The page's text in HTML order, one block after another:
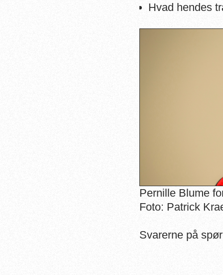
Hvad hendes
Pernille Blume
Foto: Patrick
Svarerne på